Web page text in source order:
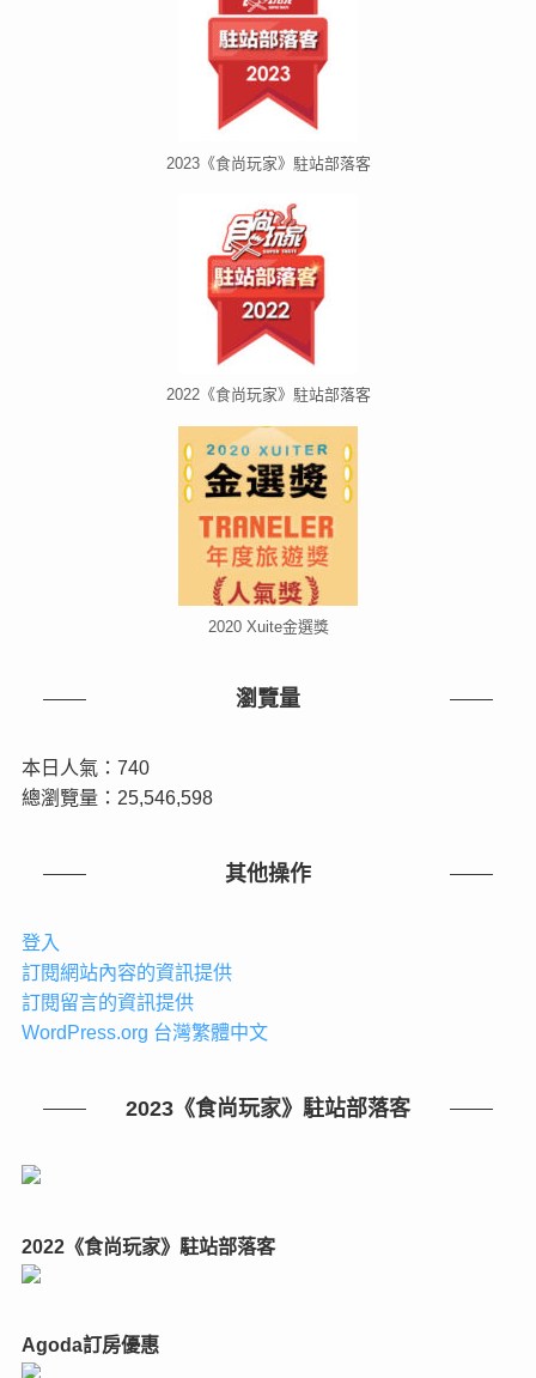
2023《食尚玩家》駐站部落客
2022《食尚玩家》駐站部落客
2020 Xuite金選獎
瀏覽量
本日人氣：740
總瀏覽量：25,546,598
其他操作
登入
訂閱網站內容的資訊提供
訂閱留言的資訊提供
WordPress.org 台灣繁體中文
2023《食尚玩家》駐站部落客
2022《食尚玩家》駐站部落客
Agoda訂房優惠